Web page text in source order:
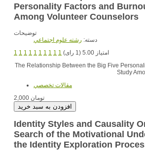
Personality Factors and
Among Volunteer Counselors
توضیحات
دسته: رشته علوم اجتماعي
1 1 1 1 1 1 1 1 1 1
امتیاز 5.00 (1 رای)
The Relationship Between the Big Five
Study
مقالات تخصصي
2,000 تومان
Identity Styles and Causality
Search of the Motivational
the Identity Exploration